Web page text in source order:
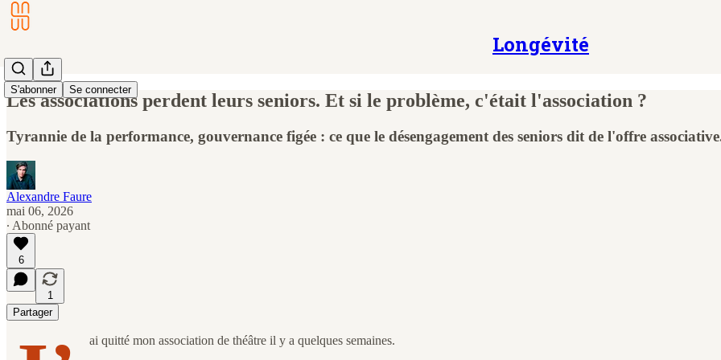
Longévité
S'abonner Se connecter
Les associations perdent leurs seniors. Et si le problème, c'était l'association ?
Tyrannie de la performance, gouvernance figée : ce que le désengagement des seniors dit de l'offre
Alexandre Faure
mai 06, 2026
∙ Abonné payant
6
1
Partager
ai quitté mon association de théâtre il y a quelques semaines.